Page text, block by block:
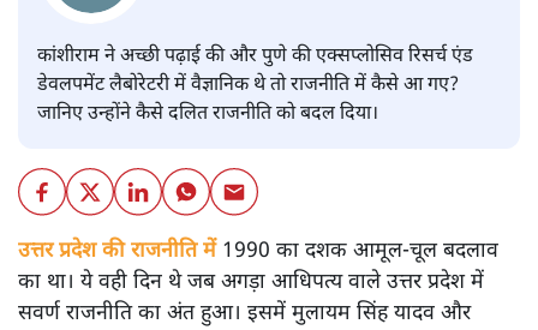
कांशीराम ने अच्छी पढ़ाई की और पुणे की एक्सप्लोसिव रिसर्च एंड
डेवलपमेंट लैबोरेटरी में वैज्ञानिक थे तो राजनीति में कैसे आ गए?
जानिए उन्होंने कैसे दलित राजनीति को बदल दिया।
उत्तर प्रदेश की राजनीति में1990 का दशक आमूल-चूल बदलाव
का था। ये वही दिन थे जब अगड़ा आधिपत्य वाले उत्तर प्रदेश में
सवर्ण राजनीति का अंत हुआ। इसमें मुलायम सिंह यादव और